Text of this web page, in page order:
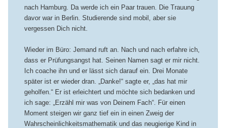
nach Hamburg. Da werde ich ein Paar trauen. Die Trauung
davor war in Berlin. Studierende sind mobil, aber sie
vergessen Dich nicht.
Wieder im Büro: Jemand ruft an. Nach und nach erfahre ich,
dass er Prüfungsangst hat. Seinen Namen sagt er mir nicht.
Ich coache ihn und er lässt sich darauf ein. Drei Monate
später ist er wieder dran. „Danke!“ sagte er, „das hat mir
geholfen.“ Er ist erleichtert und möchte sich bedanken und
ich sage: „Erzähl mir was von Deinem Fach“. Für einen
Moment steigen wir ganz tief ein in einen Zweig der
Wahrscheinlichkeitsmathematik und das neugierige Kind in